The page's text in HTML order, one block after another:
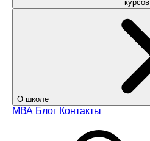
курсов
О школе
МВА Блог Контакты